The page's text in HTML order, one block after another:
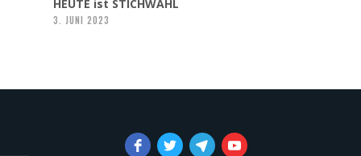
HEUTE ist STICHWAHL
3. JUNI 2023